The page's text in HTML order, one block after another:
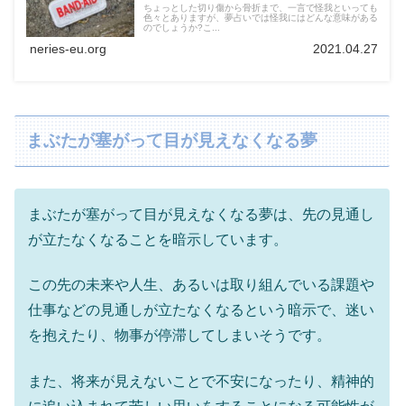
ちょっとした切り傷から骨折まで、一言で怪我といっても
色々とありますが、夢占いでは怪我にはどんな意味がある
のでしょうか?こ...
neries-eu.org 2021.04.27
まぶたが塞がって目が見えなくなる夢
まぶたが塞がって目が見えなくなる夢は、先の見通し
が立たなくなることを暗示しています。
この先の未来や人生、あるいは取り組んでいる課題や
仕事などの見通しが立たなくなるという暗示で、迷い
を抱えたり、物事が停滞してしまいそうです。
また、将来が見えないことで不安になったり、精神的